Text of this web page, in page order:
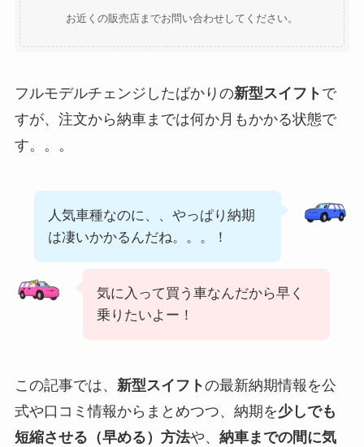
お近くの販売店までお問い合わせしてください。
フルモデルチェンジしたばかりの新型スイフト で
すが、注文から納車までは何か月もかかる状態で
す。。。
人気車種なのに、、やっぱり納期
は凄いかかるんだね。。。！
気に入って買う車なんだから早く
乗りたいよー！
この記事では、 新型スイフトの最新納期情報を公
式や口コミ情報からまとめつつ、納期を少しでも
短縮させる（早める）方法や、 納車までの間に気